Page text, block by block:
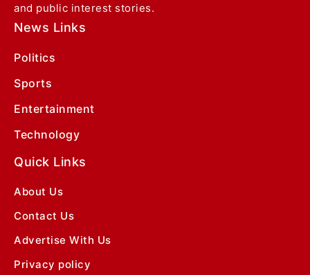
and public interest stories.
News Links
Politics
Sports
Entertainment
Technology
Quick Links
About Us
Contact Us
Advertise With Us
Privacy policy